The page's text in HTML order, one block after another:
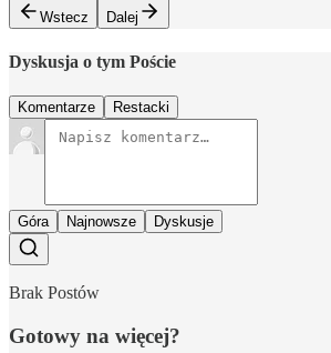
Wstecz
Dalej
Dyskusja o tym Poście
Komentarze Restacki
Góra Najnowsze Dyskusje
Brak Postów
Gotowy na więcej?